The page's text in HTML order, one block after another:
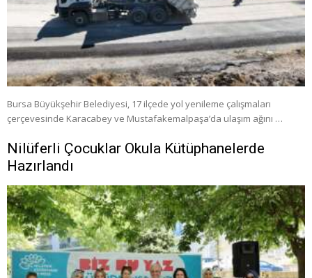
Bursa Büyükşehir Belediyesi, 17 ilçede yol yenileme çalışmaları
çerçevesinde Karacabey ve Mustafakemalpaşa’da ulaşım ağını …
Nilüferli Çocuklar Okula Kütüphanelerde
Hazırlandı